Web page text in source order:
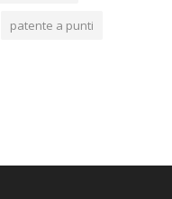
patente a punti